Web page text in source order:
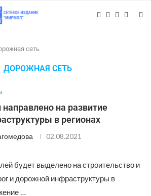
сеть
ДОРОЖНАЯ СЕТЬ
на развитие
в регионах
02.08.2021
будет выделено на строительство и
и дорожной инфраструктуры в
…